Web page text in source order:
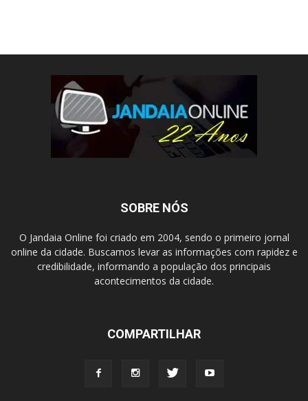
SOBRE NÓS
O Jandaia Online foi criado em 2004, sendo o primeiro jornal
online da cidade. Buscamos levar as informações com rapidez e
credibilidade, informando a população dos principais
acontecimentos da cidade.
COMPARTILHAR